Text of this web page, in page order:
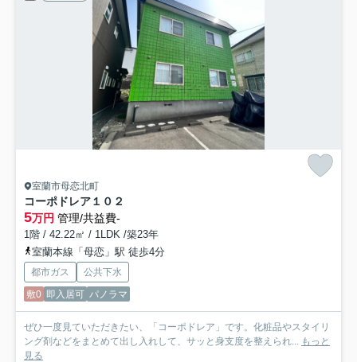
室蘭市母恋北町
コーポドレア１０２
5万円 管理/共益費-
1階 / 42.22㎡ / 1LDK /築23年
室蘭本線「母恋」駅 徒歩4分
都市ガス
公共下水
敷0 即入居可 パノラマ
ぜひ一度見ていただきたい、「コーポドレア」です。化粧品やスタイリ
ング剤などをまとめて出し入れして、サッと身支度を整えられ... もっと
見る